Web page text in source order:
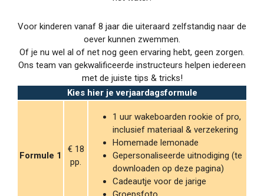
Voor kinderen vanaf 8 jaar die uiteraard zelfstandig naar de
oever kunnen zwemmen.
Of je nu wel al of net nog geen ervaring hebt, geen zorgen.
Ons team van gekwalificeerde instructeurs helpen iedereen
met de juiste tips & tricks!
Kies hier je verjaardagsformule
Formule 1
€ 18
pp.
1 uur wakeboarden rookie of pro,
inclusief materiaal & verzekering
Homemade lemonade
Gepersonaliseerde uitnodiging (te
downloaden op deze pagina)
Cadeautje voor de jarige